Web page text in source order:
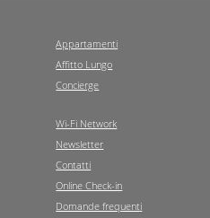
Appartamenti
Affitto Lungo
Concierge
Wi-Fi Network
Newsletter
Contatti
Online Check-in
Domande frequenti